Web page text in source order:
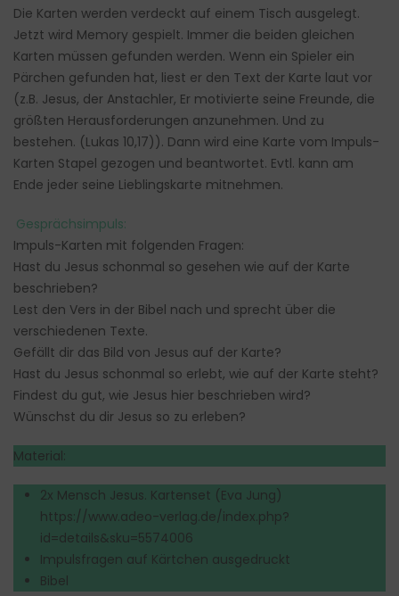
Die Karten werden verdeckt auf einem Tisch ausgelegt.
Jetzt wird Memory gespielt. Immer die beiden gleichen
Karten müssen gefunden werden. Wenn ein Spieler ein
Pärchen gefunden hat, liest er den Text der Karte laut vor
(z.B. Jesus, der Anstachler, Er motivierte seine Freunde, die
größten Herausforderungen anzunehmen. Und zu
bestehen. (Lukas 10,17)). Dann wird eine Karte vom Impuls-
Karten Stapel gezogen und beantwortet. Evtl. kann am
Ende jeder seine Lieblingskarte mitnehmen.
Gesprächsimpuls:
Impuls-Karten mit folgenden Fragen:
Hast du Jesus schonmal so gesehen wie auf der Karte
beschrieben?
Lest den Vers in der Bibel nach und sprecht über die
verschiedenen Texte.
Gefällt dir das Bild von Jesus auf der Karte?
Hast du Jesus schonmal so erlebt, wie auf der Karte steht?
Findest du gut, wie Jesus hier beschrieben wird?
Wünschst du dir Jesus so zu erleben?
Material:
2x Mensch Jesus. Kartenset (Eva Jung)
https://www.adeo-verlag.de/index.php?
id=details&sku=5574006
Impulsfragen auf Kärtchen ausgedruckt
Bibel